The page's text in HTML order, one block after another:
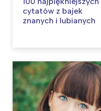
cytatów z bajek
znanych i lubianych